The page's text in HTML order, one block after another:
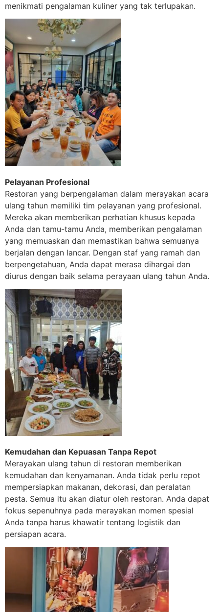
menikmati pengalaman kuliner yang tak terlupakan.
Pelayanan Profesional
Restoran yang berpengalaman dalam merayakan acara
ulang tahun memiliki tim pelayanan yang profesional.
Mereka akan memberikan perhatian khusus kepada
Anda dan tamu-tamu Anda, memberikan pengalaman
yang memuaskan dan memastikan bahwa semuanya
berjalan dengan lancar. Dengan staf yang ramah dan
berpengetahuan, Anda dapat merasa dihargai dan
diurus dengan baik selama perayaan ulang tahun Anda.
Kemudahan dan Kepuasan Tanpa Repot
Merayakan ulang tahun di restoran memberikan
kemudahan dan kenyamanan. Anda tidak perlu repot
mempersiapkan makanan, dekorasi, dan peralatan
pesta. Semua itu akan diatur oleh restoran. Anda dapat
fokus sepenuhnya pada merayakan momen spesial
Anda tanpa harus khawatir tentang logistik dan
persiapan acara.